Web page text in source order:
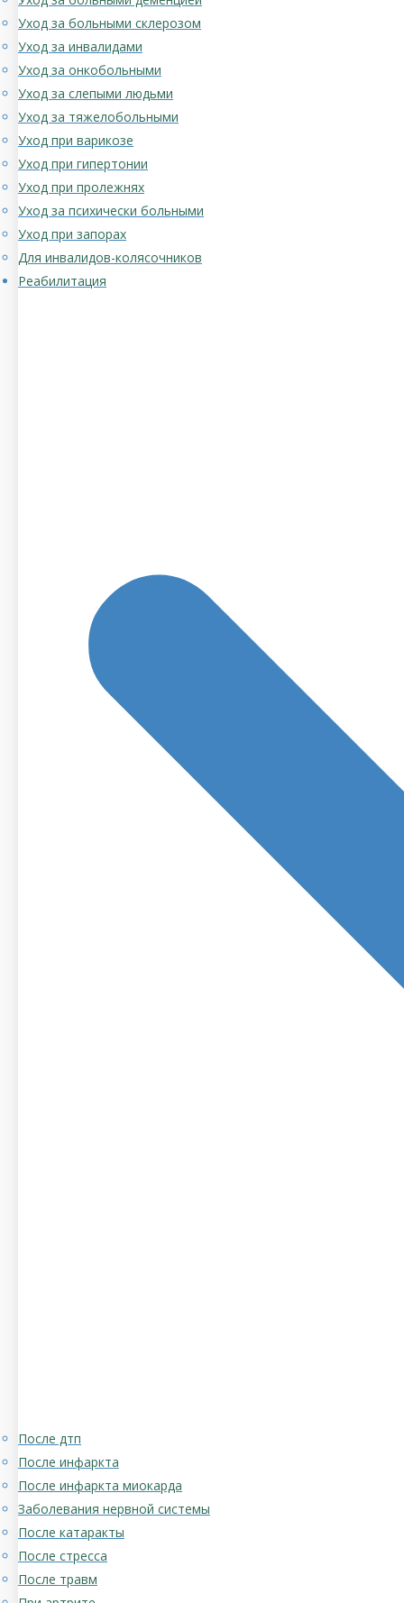
Уход за больными склерозом
Уход за инвалидами
Уход за онкобольными
Уход за слепыми людьми
Уход за тяжелобольными
Уход при варикозе
Уход при гипертонии
Уход при пролежнях
Уход за психически больными
Уход при запорах
Для инвалидов-колясочников
Реабилитация
После дтп
После инфаркта
После инфаркта миокарда
Заболевания нервной системы
После катаракты
После стресса
После травм